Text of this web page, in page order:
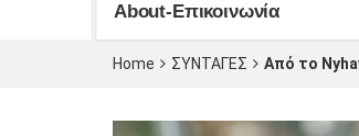
About-Επικοινωνία
Home ΣΥΝΤΑΓΕΣ Από το